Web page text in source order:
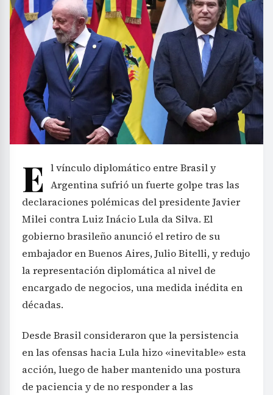
E l vínculo diplomático entre Brasil y
Argentina sufrió un fuerte golpe tras las
declaraciones polémicas del presidente Javier
Milei contra Luiz Inácio Lula da Silva. El
gobierno brasileño anunció el retiro de su
embajador en Buenos Aires, Julio Bitelli, y redujo
la representación diplomática al nivel de
encargado de negocios, una medida inédita en
décadas.
Desde Brasil consideraron que la persistencia
en las ofensas hacia Lula hizo «inevitable» esta
acción, luego de haber mantenido una postura
de paciencia y de no responder a las